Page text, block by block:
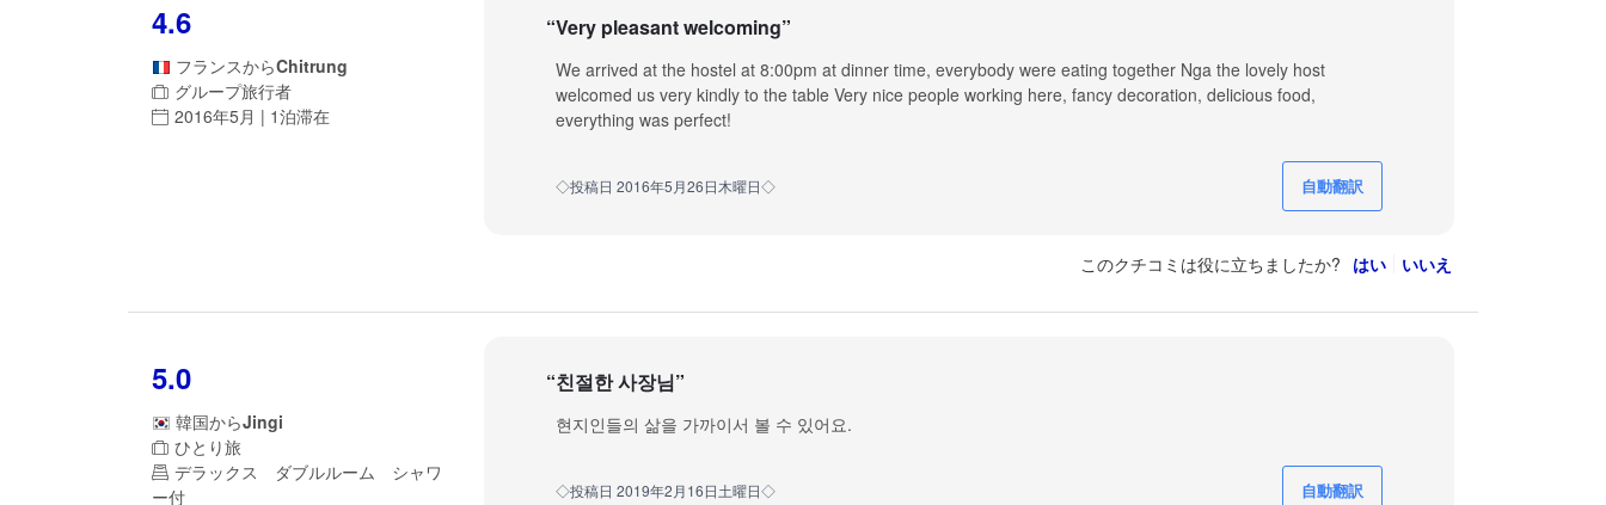
4.6
フランスからChitrung
グループ旅行者
2016年5月 | 1泊滞在
“Very pleasant welcoming”
We arrived at the hostel at 8:00pm at dinner time, everybody were eating together Nga the lovely host
welcomed us very kindly to the table Very nice people working here, fancy decoration, delicious food,
everything was perfect!
◇投稿日 2016年5月26日木曜日◇ 自動翻訳
このクチコミは役に立ちましたか? はい いいえ
5.0
韓国からJingi
ひとり旅
デラックス ダブルルーム シャワ
ー付
“친절한 사장님”
현지인들의 삶을 가까이서 볼 수 있어요.
◇投稿日 2019年2月16日土曜日◇ 自動翻訳